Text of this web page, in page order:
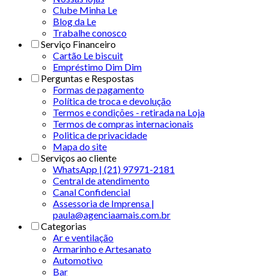
Clube Minha Le
Blog da Le
Trabalhe conosco
Serviço Financeiro
Cartão Le biscuit
Empréstimo Dim Dim
Perguntas e Respostas
Formas de pagamento
Política de troca e devolução
Termos e condições - retirada na Loja
Termos de compras internacionais
Politica de privacidade
Mapa do site
Serviços ao cliente
WhatsApp | (21) 97971-2181
Central de atendimento
Canal Confidencial
Assessoria de Imprensa |
paula@agenciaamais.com.br
Categorias
Ar e ventilação
Armarinho e Artesanato
Automotivo
Bar